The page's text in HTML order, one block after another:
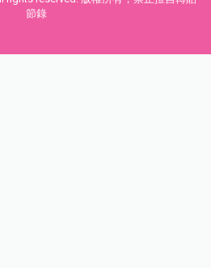
節錄